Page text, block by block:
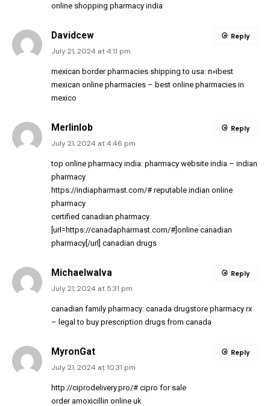
online shopping pharmacy india
Davidcew
July 21, 2024 at 4:11 pm
mexican border pharmacies shipping to usa: п»їbest
mexican online pharmacies – best online pharmacies in
mexico
Reply
Merlinlob
July 21, 2024 at 4:46 pm
top online pharmacy india: pharmacy website india – indian
pharmacy
https://indiapharmast.com/# reputable indian online
pharmacy
certified canadian pharmacy
[url=https://canadapharmast.com/#]online canadian
pharmacy[/url] canadian drugs
Reply
MichaelwaIva
July 21, 2024 at 5:31 pm
canadian family pharmacy: canada drugstore pharmacy rx
– legal to buy prescription drugs from canada
Reply
MyronGat
July 21, 2024 at 10:31 pm
http://ciprodelivery.pro/# cipro for sale
order amoxicillin online uk
Reply